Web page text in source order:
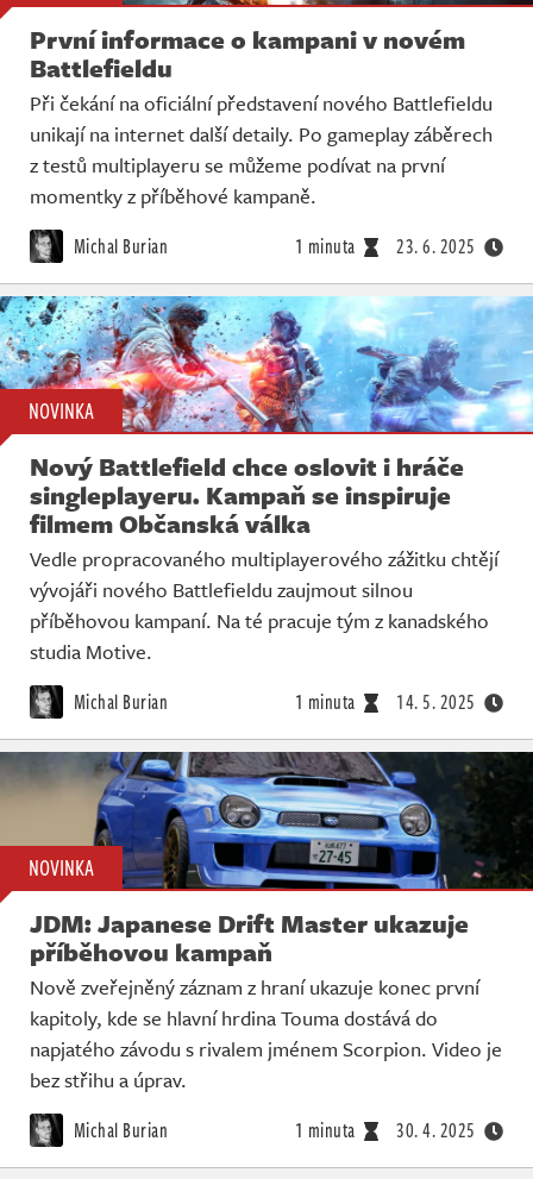
První informace o kampani v novém
Battlefieldu
Při čekání na oficiální představení nového Battlefieldu
unikají na internet další detaily. Po gameplay záběrech
z testů multiplayeru se můžeme podívat na první
momentky z příběhové kampaně.
Michal Burian 1 minuta 23. 6. 2025
NOVINKA
Nový Battlefield chce oslovit i hráče
singleplayeru. Kampaň se inspiruje
filmem Občanská válka
Vedle propracovaného multiplayerového zážitku chtějí
vývojáři nového Battlefieldu zaujmout silnou
příběhovou kampaní. Na té pracuje tým z kanadského
studia Motive.
Michal Burian 1 minuta 14. 5. 2025
NOVINKA
JDM: Japanese Drift Master ukazuje
příběhovou kampaň
Nově zveřejněný záznam z hraní ukazuje konec první
kapitoly, kde se hlavní hrdina Touma dostává do
napjatého závodu s rivalem jménem Scorpion. Video je
bez střihu a úprav.
Michal Burian 1 minuta 30. 4. 2025